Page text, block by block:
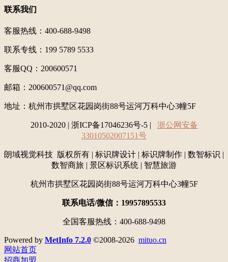
联系我们
客服热线：400-688-9498
联系专线：199 5789 5533
客服QQ：200600571
邮箱：200600571@qq.com
地址： 杭州市拱墅区花园岗街88号运河万科中心3幢5F
2010-2020 | 浙ICP备17046236号-5 |
浙公网安备
33010502007151号
朗域视觉科技 版权所有 | 标识牌设计 | 标识牌制作 | 数智标识 |
数智商旅 | 景区标识系统 | 智慧旅游
杭州市拱墅区花园岗街88号运河万科中心3幢5F
联系电话/微信：19957895533
全国客服热线：400-688-9498
Powered by MetInfo 7.2.0 ©2008-2026 mituo.cn
网站首页